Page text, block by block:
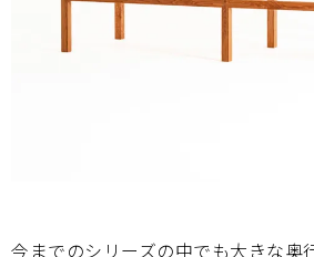
今までのシリーズの中でも大きな奥